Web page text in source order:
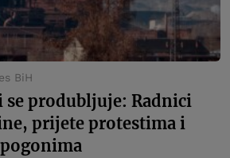
BiH
se produbljuje: Radnici
prijete protestima i